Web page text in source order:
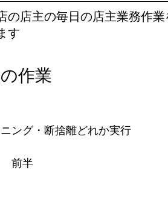
の店主の毎日の店主業務作
す
作業
ング・断捨離どれか実行
前半